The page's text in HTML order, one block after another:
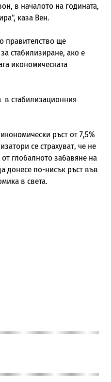
в началото на годината,
каза Вен.
правителство ще
стабилизиране, ако е
икономическата
стабилизационния
ръст от 7,5%
се страхуват, че не
глобалното забавяне на
донесе по-нисък ръст във
в света.